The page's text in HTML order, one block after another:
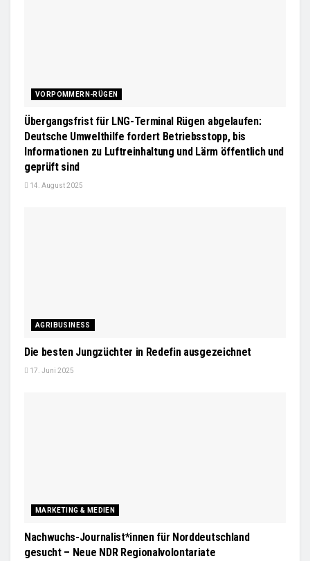
VORPOMMERN-RÜGEN
Übergangsfrist für LNG-Terminal Rügen abgelaufen:
Deutsche Umwelthilfe fordert Betriebsstopp, bis
Informationen zu Luftreinhaltung und Lärm öffentlich und
geprüft sind
14. August 2025
AGRIBUSINESS
Die besten Jungzüchter in Redefin ausgezeichnet
17. Juni 2025
MARKETING & MEDIEN
Nachwuchs-Journalist*innen für Norddeutschland
gesucht – Neue NDR Regionalvolontariate